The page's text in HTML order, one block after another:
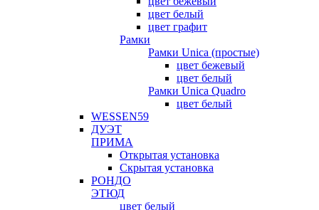
цвет белый
цвет графит
Рамки
Рамки Unica (простые)
цвет бежевый
цвет белый
Рамки Unica Quadro
цвет белый
WESSEN59
ДУЭТ
ПРИМА
Открытая установка
Скрытая установка
РОНДО
ЭТЮД
цвет белый